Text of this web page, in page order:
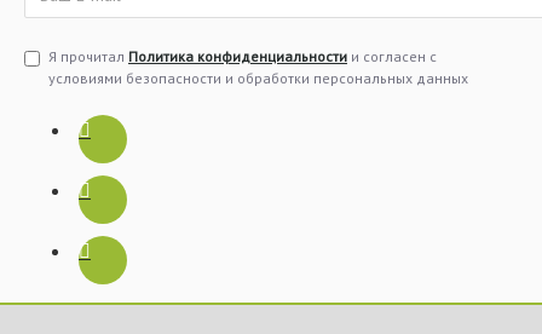
Я прочитал Политика конфиденциальности и согласен с
условиями безопасности и обработки персональных данных